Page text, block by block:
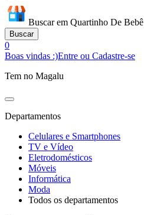
Buscar em Quartinho De Bebê
Buscar
0
Boas vindas :)Entre ou Cadastre-se
Tem no Magalu
Departamentos
Celulares e Smartphones
TV e Vídeo
Eletrodomésticos
Móveis
Informática
Moda
Todos os departamentos